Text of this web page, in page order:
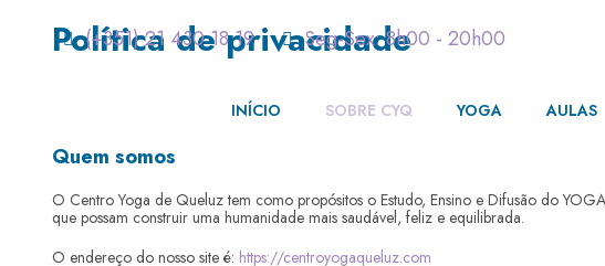
(+351) 21 430 18 19 Seg-Sex: 8h00 - 20h00
INÍCIO SOBRE CYQ YOGA AULAS
Política de privacidade
Quem somos
O Centro Yoga de Queluz tem como propósitos o Estudo, Ensino e Difusão do
que possam construir uma humanidade mais saudável, feliz e equilibrada.
O endereço do nosso site é: https://centroyogaqueluz.com